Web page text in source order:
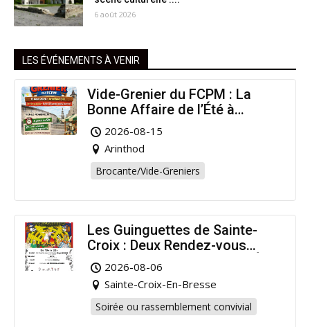
6 août 2026
LES ÉVÉNEMENTS À VENIR
Vide-Grenier du FCPM : La
Bonne Affaire de l’Été à
Arinthod !
2026-08-15
Arinthod
Brocante/Vide-Greniers
Les Guinguettes de Sainte-
Croix : Deux Rendez-vous
Dansants pour Prolonger l’Été
!
2026-08-06
Sainte-Croix-En-Bresse
Soirée ou rassemblement convivial